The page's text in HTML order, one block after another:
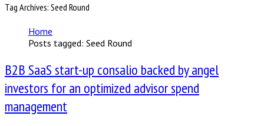
Tag Archives: Seed Round
Home
Posts tagged: Seed Round
B2B SaaS start-up consalio backed by angel
investors for an optimized advisor spend
management